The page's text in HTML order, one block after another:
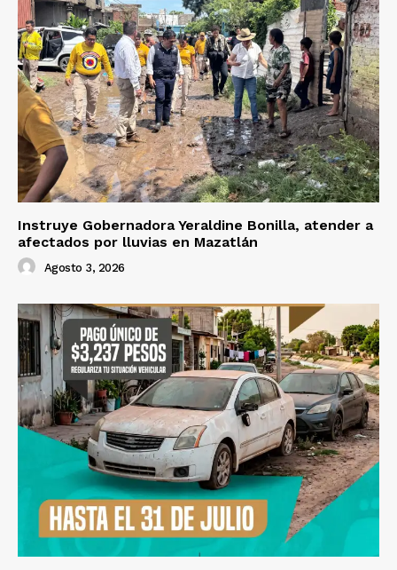
Instruye Gobernadora Yeraldine Bonilla, atender a
afectados por lluvias en Mazatlán
Agosto 3, 2026